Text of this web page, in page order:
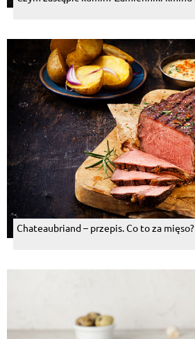
Chateaubriand – przepis. Co to za mięso?